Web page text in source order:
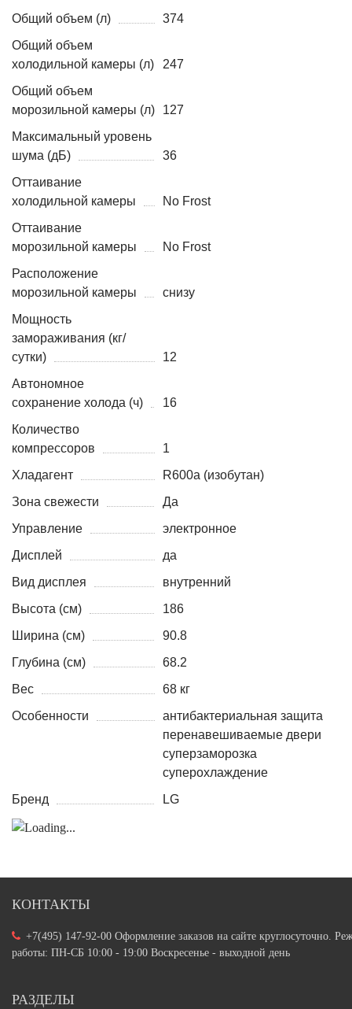
Общий объем (л)
374
Общий объем
холодильной камеры (л)
247
Общий объем
морозильной камеры (л)
127
Максимальный уровень
шума (дБ)
36
Оттаивание
холодильной камеры
No Frost
Оттаивание
морозильной камеры
No Frost
Расположение
морозильной камеры
снизу
Мощность
замораживания (кг/
сутки)
12
Автономное
сохранение холода (ч)
16
Количество
компрессоров
1
Хладагент
R600a (изобутан)
Зона свежести
Да
Управление
электронное
Дисплей
да
Вид дисплея
внутренний
Высота (см)
186
Ширина (см)
90.8
Глубина (см)
68.2
Вес
68 кг
Особенности
антибактериальная защита
перенавешиваемые двери
суперзаморозка
суперохлаждение
Бренд
LG
КОНТАКТЫ
+7(495) 147-92-00 Оформление заказов на сайте круглосуточно.
работы: ПН-СБ 10:00 - 19:00 Воскресенье - выходной день
РАЗДЕЛЫ